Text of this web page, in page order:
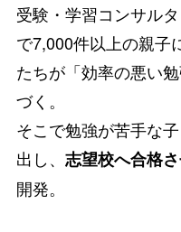
受験・学習コンサル
で7,000件以上の親子
たちが「効率の悪い
づく。
そこで勉強が苦手な
出し、 志望校へ合格
開発。